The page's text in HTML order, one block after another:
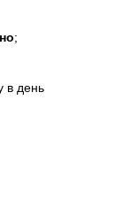
;
в день